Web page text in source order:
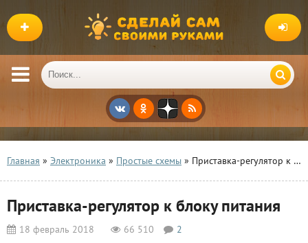
Главная » Электроника » Простые схемы » Приставка-регулятор к блоку питания
Приставка-регулятор к блоку питания
18 февраль 2018 66 510 2